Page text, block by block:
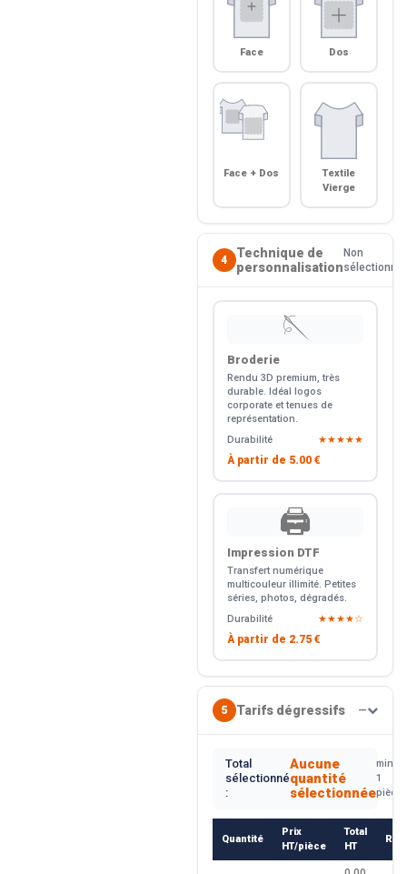
Face Dos
Face + Dos
Textile
Vierge
4
Technique de
personnalisation
Non
sélectionné
🪡
Broderie
Rendu 3D premium, très
durable. Idéal logos
corporate et tenues de
représentation.
Durabilité
★★★★★
À partir de 5.00 €
🖨️
Impression DTF
Transfert numérique
multicouleur illimité. Petites
séries, photos, dégradés.
Durabilité
★★★★☆
À partir de 2.75 €
5 Tarifs dégressifs —
Total
sélectionné
:
Aucune
quantité
sélectionnée
min.
1
pièce
Quantité
Prix
HT/pièce
Total
HT